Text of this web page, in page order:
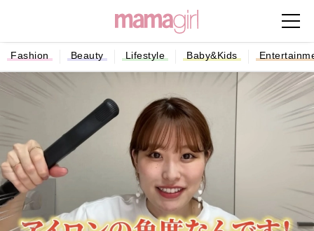
Fashion Beauty Lifestyle Baby&Kids